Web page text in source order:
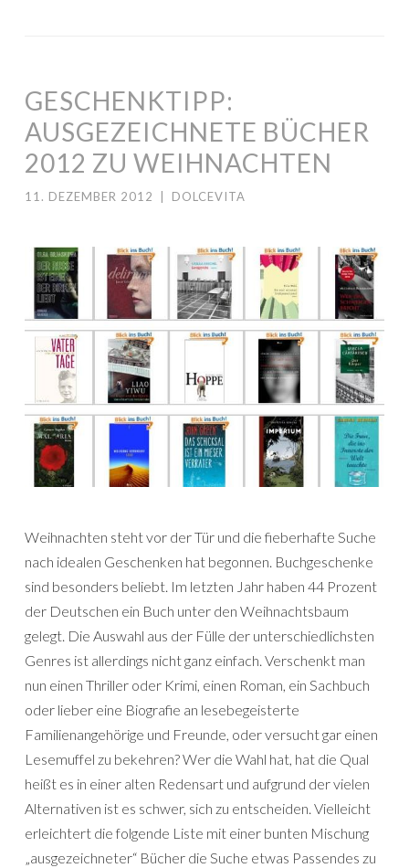
GESCHENKTIPP:
AUSGEZEICHNETE BÜCHER
2012 ZU WEIHNACHTEN
11. DEZEMBER 2012 DOLCEVITA
Weihnachten steht vor der Tür und die fieberhafte Suche
nach idealen Geschenken hat begonnen. Buchgeschenke
sind besonders beliebt. Im letzten Jahr haben 44 Prozent
der Deutschen ein Buch unter den Weihnachtsbaum
gelegt. Die Auswahl aus der Fülle der unterschiedlichsten
Genres ist allerdings nicht ganz einfach. Verschenkt man
nun einen Thriller oder Krimi, einen Roman, ein Sachbuch
oder lieber eine Biografie an lesebegeisterte
Familienangehörige und Freunde, oder versucht gar einen
Lesemuffel zu bekehren? Wer die Wahl hat, hat die Qual
heißt es in einer alten Redensart und aufgrund der vielen
Alternativen ist es schwer, sich zu entscheiden. Vielleicht
erleichtert die folgende Liste mit einer bunten Mischung
„ausgezeichneter“ Bücher die Suche etwas Passendes zu